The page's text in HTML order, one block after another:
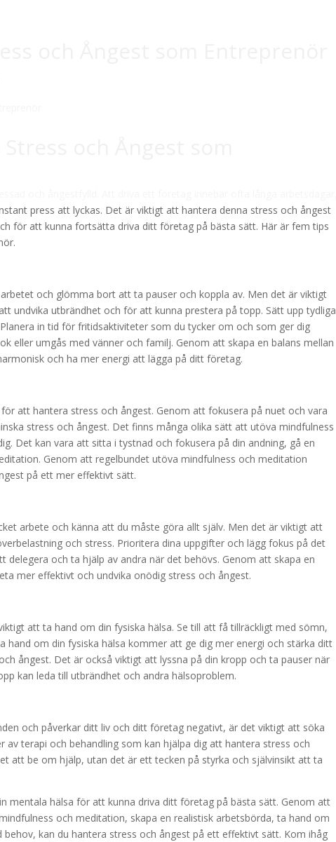
och Ångest som
och ångestfylld. Att driva ett företag innebär ofta långa arbetsdagar,
press att lyckas. Det är viktigt att hantera denna stress och ångest
för att kunna fortsätta driva ditt företag på bästa sätt. Här är fem tips
och glömma bort att ta pauser och koppla av. Men det är viktigt
undvika utbrändhet och för att kunna prestera på topp. Sätt upp tydliga
in tid för fritidsaktiviteter som du tycker om och som ger dig
eller umgås med vänner och familj. Genom att skapa en balans mellan
och ha mer energi att lägga på ditt företag.
att hantera stress och ångest. Genom att fokusera på nuet och vara
stress och ångest. Det finns många olika sätt att utöva mindfulness
Det kan vara att sitta i tystnad och fokusera på din andning, gå en
Genom att regelbundet utöva mindfulness och meditation
på ett mer effektivt sätt.
arbete och känna att du måste göra allt själv. Men det är viktigt att
och stress. Prioritera dina uppgifter och lägg fokus på det
och ta hjälp av andra när det behövs. Genom att skapa en
mer effektivt och undvika onödig stress och ångest.
att ta hand om din fysiska hälsa. Se till att få tillräckligt med sömn,
om din fysiska hälsa kommer att ge dig mer energi och stärka ditt
ångest. Det är också viktigt att lyssna på din kropp och ta pauser när
kan leda till utbrändhet och andra hälsoproblem.
och påverkar ditt liv och ditt företag negativt, är det viktigt att söka
terapi och behandling som kan hjälpa dig att hantera stress och
att be om hjälp, utan det är ett tecken på styrka och självinsikt att ta
mentala hälsa för att kunna driva ditt företag på bästa sätt. Genom att
och meditation, skapa en realistisk arbetsbörda, ta hand om
kan du hantera stress och ångest på ett effektivt sätt. Kom ihåg